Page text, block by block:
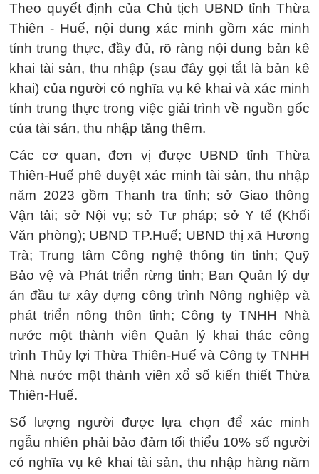
Theo quyết định của Chủ tịch UBND tỉnh Thừa
Thiên - Huế, nội dung xác minh gồm xác minh
tính trung thực, đầy đủ, rõ ràng nội dung bản kê
khai tài sản, thu nhập (sau đây gọi tắt là bản kê
khai) của người có nghĩa vụ kê khai và xác minh
tính trung thực trong việc giải trình về nguồn gốc
của tài sản, thu nhập tăng thêm.
Các cơ quan, đơn vị được UBND tỉnh Thừa
Thiên-Huế phê duyệt xác minh tài sản, thu nhập
năm 2023 gồm Thanh tra tỉnh; sở Giao thông
Vận tải; sở Nội vụ; sở Tư pháp; sở Y tế (Khối
Văn phòng); UBND TP.Huế; UBND thị xã Hương
Trà; Trung tâm Công nghệ thông tin tỉnh; Quỹ
Bảo vệ và Phát triển rừng tỉnh; Ban Quản lý dự
án đầu tư xây dựng công trình Nông nghiệp và
phát triển nông thôn tỉnh; Công ty TNHH Nhà
nước một thành viên Quản lý khai thác công
trình Thủy lợi Thừa Thiên-Huế và Công ty TNHH
Nhà nước một thành viên xổ số kiến thiết Thừa
Thiên-Huế.
Số lượng người được lựa chọn để xác minh
ngẫu nhiên phải bảo đảm tối thiểu 10% số người
có nghĩa vụ kê khai tài sản, thu nhập hàng năm